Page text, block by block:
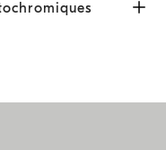
Havane